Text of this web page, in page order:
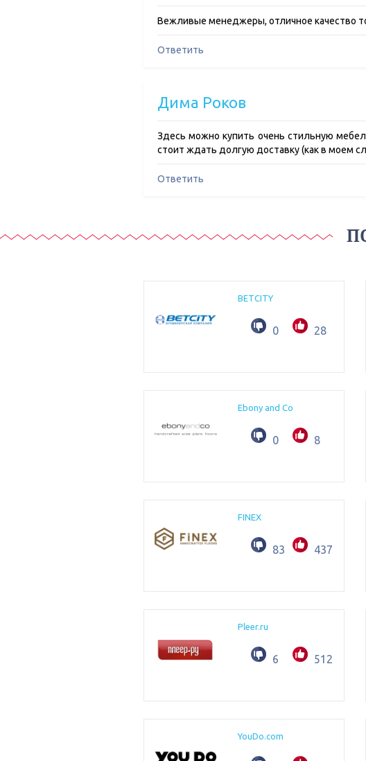
Вежливые менеджеры, отличное качество
Ответить
Дима Роков
Здесь можно купить очень стильную
стоит ждать долгую доставку (как в моем
Ответить
BETCITY
0 28
Ebony and Co
0 8
FINEX
83 437
Pleer.ru
6 512
YouDo.com